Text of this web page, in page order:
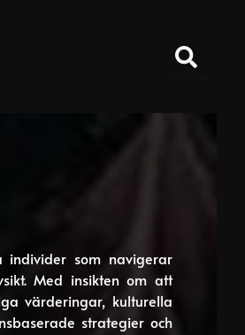
som navigerar
Med insikten om att
värderingar, kulturella
strategier och